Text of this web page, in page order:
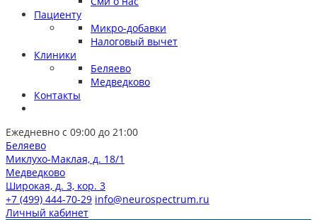
Пациенту
Микро-добавки
Налоговый вычет
Клиники
Беляево
Медведково
Контакты
Ежедневно с 09:00 до 21:00
Беляево
Миклухо-Маклая, д. 18/1
Медведково
Широкая, д. 3, кор. 3
+7 (499) 444-70-29 info@neurospectrum.ru
Личный кабинет